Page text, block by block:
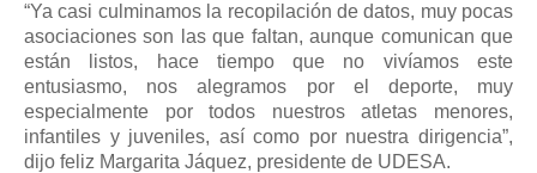
“Ya casi culminamos la recopilación de datos, muy pocas
asociaciones son las que faltan, aunque comunican que
están listos, hace tiempo que no vivíamos este
entusiasmo, nos alegramos por el deporte, muy
especialmente por todos nuestros atletas menores,
infantiles y juveniles, así como por nuestra dirigencia”,
dijo feliz Margarita Jáquez, presidente de UDESA.